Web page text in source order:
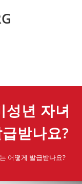
성년 자녀
받나요?
어떻게 발급받나요?